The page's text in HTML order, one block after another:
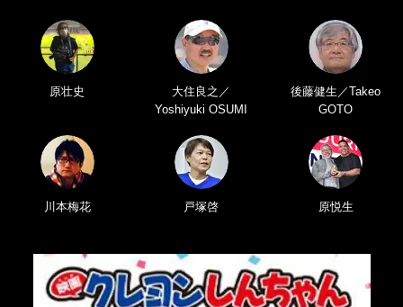
原壮史
大住良之／
Yoshiyuki OSUMI
後藤健生／Takeo
GOTO
川本梅花 戸塚啓 原悦生